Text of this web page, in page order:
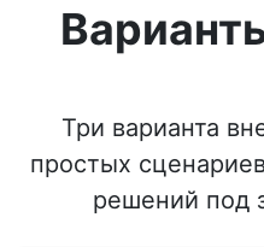
Три варианта
простых
решений под